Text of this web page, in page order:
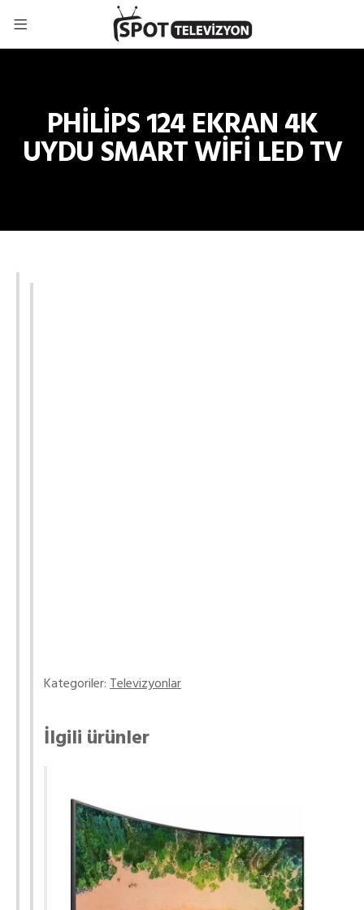
PHİLİPS 124 EKRAN 4K
UYDU SMART WİFİ LED TV
Kategoriler:Televizyonlar
İlgili ürünler